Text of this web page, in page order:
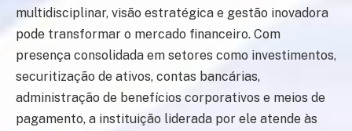
multidisciplinar, visão estratégica e gestão inovadora
pode transformar o mercado financeiro. Com
presença consolidada em setores como investimentos,
securitização de ativos, contas bancárias,
administração de benefícios corporativos e meios de
pagamento, a instituição liderada por ele atende às